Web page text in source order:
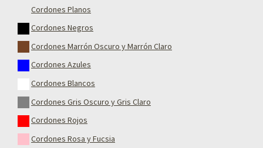
Cordones Planos
Cordones Negros
Cordones Marrón Oscuro y Marrón Claro
Cordones Azules
Cordones Blancos
Cordones Gris Oscuro y Gris Claro
Cordones Rojos
Cordones Rosa y Fucsia